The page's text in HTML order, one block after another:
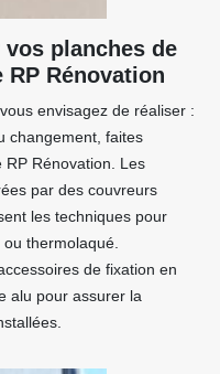
planches de
RP Rénovation
envisagez de réaliser :
changement, faites
RP Rénovation. Les
par des couvreurs
les techniques pour
thermolaqué.
de fixation en
alu pour assurer la